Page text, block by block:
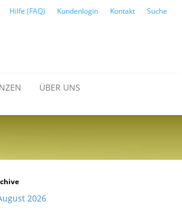
Hilfe (FAQ) Kundenlogin Kontakt Suche
ÜBER UNS
2026